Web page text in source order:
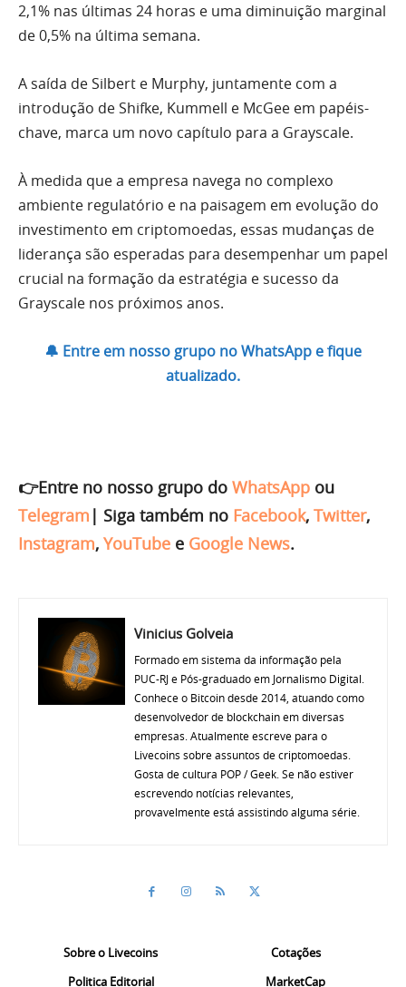
2,1% nas últimas 24 horas e uma diminuição marginal
de 0,5% na última semana.
A saída de Silbert e Murphy, juntamente com a
introdução de Shifke, Kummell e McGee em papéis-
chave, marca um novo capítulo para a Grayscale.
À medida que a empresa navega no complexo
ambiente regulatório e na paisagem em evolução do
investimento em criptomoedas, essas mudanças de
liderança são esperadas para desempenhar um papel
crucial na formação da estratégia e sucesso da
Grayscale nos próximos anos.
🔔 Entre em nosso grupo no WhatsApp e fique
atualizado.
👉Entre no nosso grupo do WhatsApp ou
Telegram | Siga também no Facebook, Twitter,
Instagram, YouTube e Google News.
Vinicius Golveia
Formado em sistema da informação pela
PUC-RJ e Pós-graduado em Jornalismo Digital.
Conhece o Bitcoin desde 2014, atuando como
desenvolvedor de blockchain em diversas
empresas. Atualmente escreve para o
Livecoins sobre assuntos de criptomoedas.
Gosta de cultura POP / Geek. Se não estiver
escrevendo notícias relevantes,
provavelmente está assistindo alguma série.
Sobre o Livecoins
Politica Editorial
Cotações
MarketCap